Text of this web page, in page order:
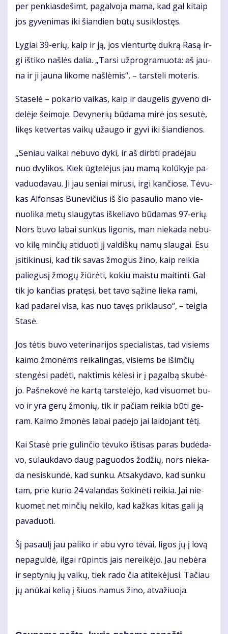
per pen­kias­de­šimt, pa­gal­vo­ja ma­ma, kad gal ki­taip
jos gy­ve­ni­mas iki šian­dien bū­tų su­si­klos­tęs.
Ly­giai 39-erių, kaip ir ją, jos vien­tur­tę duk­rą Ra­są ir­
gi iš­ti­ko naš­lės da­lia. „Tar­si už­prog­ra­muo­ta: aš jau­
na ir ji jau­na li­ko­me naš­lė­mis“, – tars­te­li mo­te­ris.
Sta­se­lė – po­ka­rio vai­kas, kaip ir dau­ge­lis gy­ve­no di­
de­lė­je šei­mo­je. De­vy­ne­rių bū­da­ma mi­rė jos se­su­tė,
li­kęs ket­ver­tas vai­kų už­au­go ir gy­vi iki šian­die­nos.
„Se­niau vai­kai ne­bu­vo dy­ki, ir aš dirb­ti pra­dė­jau
nuo dvy­li­kos. Kiek ūg­te­lė­jus jau ma­mą ko­lū­ky­je pa­
va­duo­da­vau. Ji jau se­niai mi­ru­si, ir­gi kan­čio­se. Tė­vu­
kas Al­fon­sas Bu­ne­vi­čius iš šio pa­sau­lio ma­no vie­
nuo­li­ka me­tų slau­gy­tas iš­ke­lia­vo bū­da­mas 97-erių.
Nors bu­vo la­bai sun­kus li­go­nis, man nie­ka­da ne­bu­
vo ki­lę min­čių ati­duo­ti jį val­diš­kų na­mų slau­gai. Esu
įsi­ti­ki­nu­si, kad tik sa­vas žmo­gus ži­no, kaip rei­kia
pa­lie­gu­sį žmo­gų žiū­rė­ti, ko­kiu mais­tu mai­tin­ti. Gal
tik jo kan­čias pra­tę­si, bet ta­vo są­ži­nė lie­ka ra­mi,
kad pa­da­rei vi­sa, kas nuo ta­vęs pri­klau­so“, – tei­gia
Sta­sė.
Jos tė­tis bu­vo ve­te­ri­na­ri­jos spe­cia­lis­tas, tad vi­siems
kai­mo žmo­nėms rei­ka­lin­gas, vi­siems be iš­im­čių
sten­gė­si pa­dė­ti, nak­ti­mis kė­lė­si ir į pa­gal­bą sku­bė­
jo. Pa­šne­ko­vė ne kar­tą tars­te­lė­jo, kad vi­suo­met bu­
vo ir yra ge­rų žmo­nių, tik ir pa­čiam rei­kia bū­ti ge­
ram. Kai­mo žmo­nės la­bai pa­dė­jo jai lai­do­jant tė­tį.
Kai Sta­sė prie gu­lin­čio tė­vu­ko iš­ti­sas pa­ras bu­dė­da­
vo, su­lauk­da­vo daug pa­guo­dos žo­džių, nors nie­ka­
da ne­si­skun­dė, kad sun­ku. At­sa­ky­da­vo, kad sun­ku
tam, prie ku­rio 24 va­lan­das šo­ki­nė­ti rei­kia. Jai nie­
kuo­met net min­čių ne­ki­lo, kad kaž­kas ki­tas ga­li ją
pa­va­duo­ti.
Šį pa­sau­lį jau pa­li­ko ir abu vy­ro tė­vai, li­gos jų į lo­vą
ne­pa­gul­dė, il­gai rū­pin­tis jais ne­rei­kė­jo. Jau ne­bė­ra
ir sep­ty­nių jų vai­kų, tiek ra­do čia ati­te­kė­ju­si. Ta­čiau
jų anū­kai ke­lią į šiuos na­mus ži­no, at­va­žiuo­ja.